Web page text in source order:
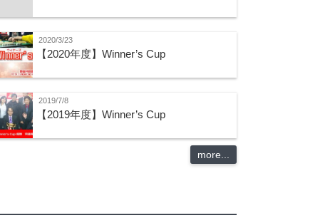
2020/3/23
【2020年度】Winner’s Cup
2019/7/8
【2019年度】Winner’s Cup
more...